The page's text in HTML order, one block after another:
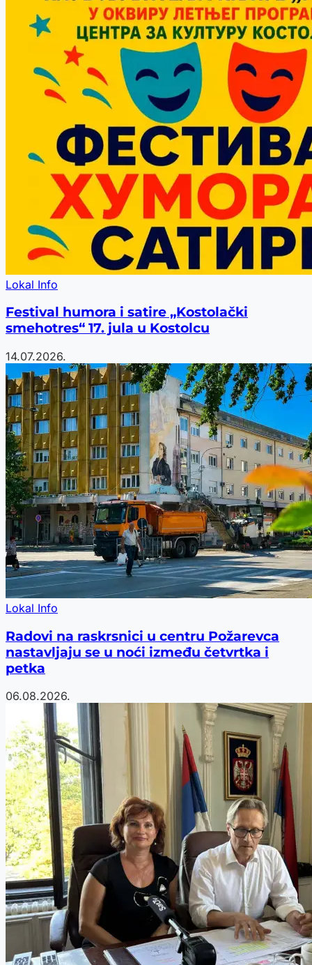
Lokal Info
Festival humora i satire „Kostolački
smehotres“ 17. jula u Kostolcu
14.07.2026.
Lokal Info
Radovi na raskrsnici u centru Požarevca
nastavljaju se u noći između četvrtka i
petka
06.08.2026.